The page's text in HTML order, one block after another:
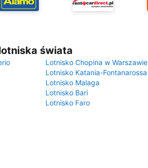
świata
Lotnisko Chopina w Warszawie
Lotnisko Katania-Fontanarossa
Lotnisko Malaga
Lotnisko Bari
Lotnisko Faro